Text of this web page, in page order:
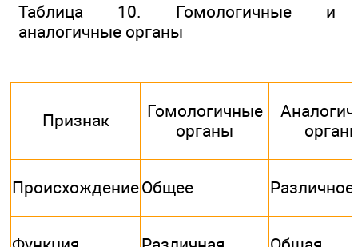
Таблица 10. Гомологичные и
аналогичные органы
Признак
Гомологичные
органы
ПроисхождениеОбщее Различное